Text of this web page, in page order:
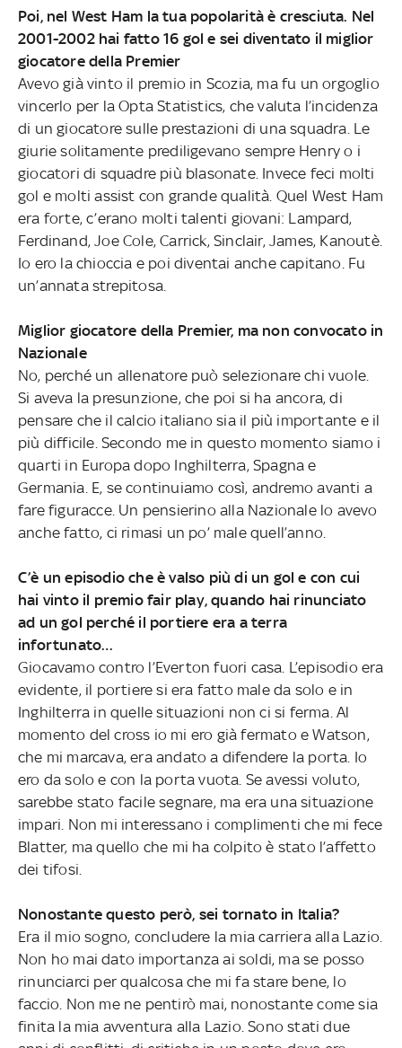
Poi, nel West Ham la tua popolarità è cresciuta. Nel
2001-2002 hai fatto 16 gol e sei diventato il miglior
giocatore della Premier
Avevo già vinto il premio in Scozia, ma fu un orgoglio
vincerlo per la Opta Statistics, che valuta l’incidenza
di un giocatore sulle prestazioni di una squadra. Le
giurie solitamente prediligevano sempre Henry o i
giocatori di squadre più blasonate. Invece feci molti
gol e molti assist con grande qualità. Quel West Ham
era forte, c’erano molti talenti giovani: Lampard,
Ferdinand, Joe Cole, Carrick, Sinclair, James, Kanoutè.
Io ero la chioccia e poi diventai anche capitano. Fu
un’annata strepitosa.
Miglior giocatore della Premier, ma non convocato in
Nazionale
No, perché un allenatore può selezionare chi vuole.
Si aveva la presunzione, che poi si ha ancora, di
pensare che il calcio italiano sia il più importante e il
più difficile. Secondo me in questo momento siamo i
quarti in Europa dopo Inghilterra, Spagna e
Germania. E, se continuiamo così, andremo avanti a
fare figuracce. Un pensierino alla Nazionale lo avevo
anche fatto, ci rimasi un po’ male quell’anno.
C’è un episodio che è valso più di un gol e con cui
hai vinto il premio fair play, quando hai rinunciato
ad un gol perché il portiere era a terra
infortunato…
Giocavamo contro l’Everton fuori casa. L’episodio era
evidente, il portiere si era fatto male da solo e in
Inghilterra in quelle situazioni non ci si ferma. Al
momento del cross io mi ero già fermato e Watson,
che mi marcava, era andato a difendere la porta. Io
ero da solo e con la porta vuota. Se avessi voluto,
sarebbe stato facile segnare, ma era una situazione
impari. Non mi interessano i complimenti che mi fece
Blatter, ma quello che mi ha colpito è stato l’affetto
dei tifosi.
Nonostante questo però, sei tornato in Italia?
Era il mio sogno, concludere la mia carriera alla Lazio.
Non ho mai dato importanza ai soldi, ma se posso
rinunciarci per qualcosa che mi fa stare bene, lo
faccio. Non me ne pentirò mai, nonostante come sia
finita la mia avventura alla Lazio. Sono stati due